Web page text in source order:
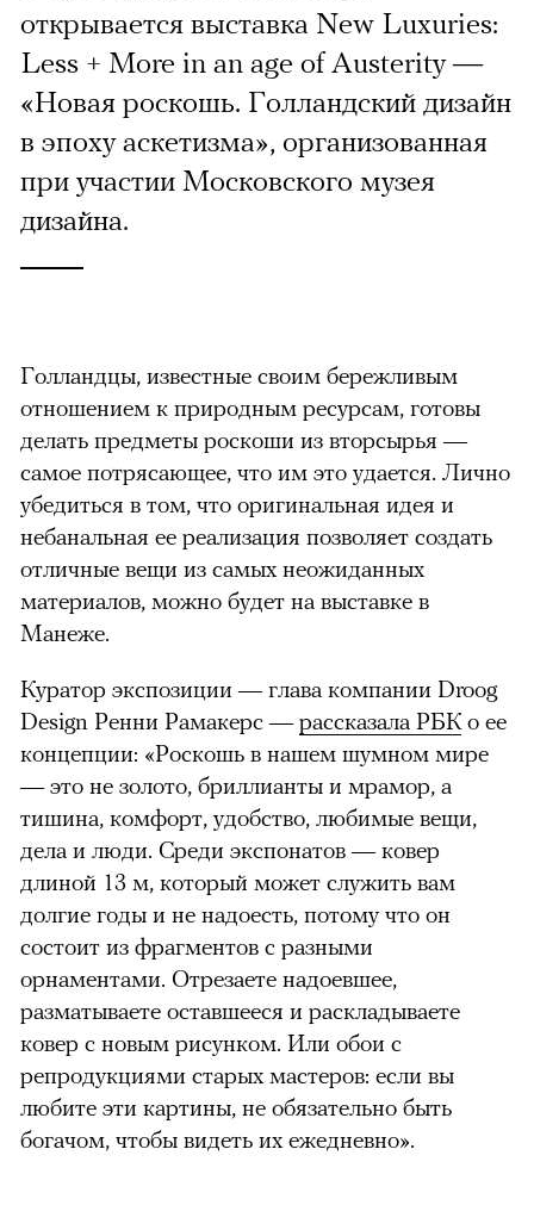
открывается выставка New Luxuries:
Less + More in an age of Austerity —
«Новая роскошь. Голландский дизайн
в эпоху аскетизма», организованная
при участии Московского музея
дизайна.
Голландцы, известные своим бережливым
отношением к природным ресурсам, готовы
делать предметы роскоши из вторсырья —
самое потрясающее, что им это удается. Лично
убедиться в том, что оригинальная идея и
небанальная ее реализация позволяет создать
отличные вещи из самых неожиданных
материалов, можно будет на выставке в
Манеже.
Куратор экспозиции — глава компании Droog
Design Ренни Рамакерс —рассказала РБК о ее
концепции: «Роскошь в нашем шумном мире
— это не золото, бриллианты и мрамор, а
тишина, комфорт, удобство, любимые вещи,
дела и люди. Среди экспонатов — ковер
длиной 13 м, который может служить вам
долгие годы и не надоесть, потому что он
состоит из фрагментов с разными
орнаментами. Отрезаете надоевшее,
разматываете оставшееся и раскладываете
ковер с новым рисунком. Или обои с
репродукциями старых мастеров: если вы
любите эти картины, не обязательно быть
богачом, чтобы видеть их ежедневно».